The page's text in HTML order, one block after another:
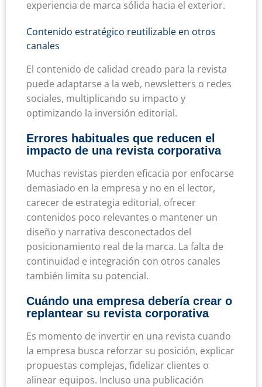
experiencia de marca sólida hacia el exterior.
Contenido estratégico reutilizable en otros
canales
El contenido de calidad creado para la revista
puede adaptarse a la web, newsletters o redes
sociales, multiplicando su impacto y
optimizando la inversión editorial.
Errores habituales que reducen el
impacto de una revista corporativa
Muchas revistas pierden eficacia por enfocarse
demasiado en la empresa y no en el lector,
carecer de estrategia editorial, ofrecer
contenidos poco relevantes o mantener un
diseño y narrativa desconectados del
posicionamiento real de la marca. La falta de
continuidad e integración con otros canales
también limita su potencial.
Cuándo una empresa debería crear o
replantear su revista corporativa
Es momento de invertir en una revista cuando
la empresa busca reforzar su posición, explicar
propuestas complejas, fidelizar clientes o
alinear equipos. Incluso una publicación